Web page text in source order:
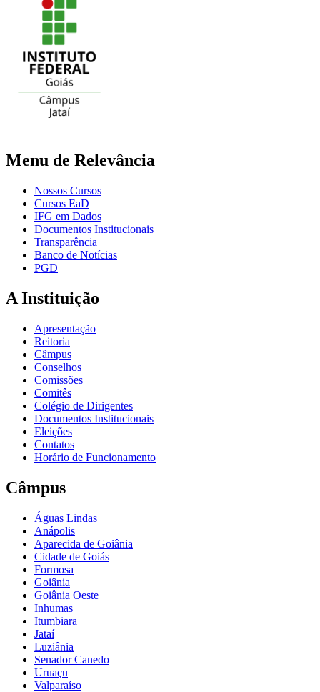
Menu de Relevância
Nossos Cursos
Cursos EaD
IFG em Dados
Documentos Institucionais
Transparência
Banco de Notícias
PGD
A Instituição
Apresentação
Reitoria
Câmpus
Conselhos
Comissões
Comitês
Colégio de Dirigentes
Documentos Institucionais
Eleições
Contatos
Horário de Funcionamento
Câmpus
Águas Lindas
Anápolis
Aparecida de Goiânia
Cidade de Goiás
Formosa
Goiânia
Goiânia Oeste
Inhumas
Itumbiara
Jataí
Luziânia
Senador Canedo
Uruaçu
Valparaíso